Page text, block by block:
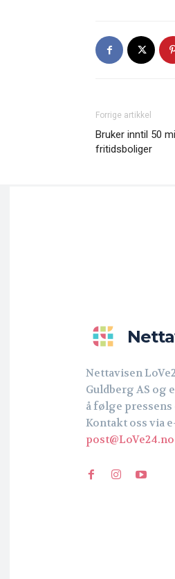
Forrige artikkel
Bruker inntil 50
fritidsboliger
Nettavisen
Guldberg AS
å følge
Kontakt oss via
post@LoVe24.no